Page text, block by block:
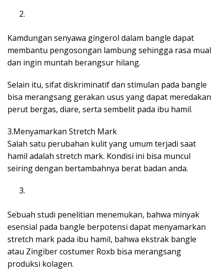
Kamdungan senyawa gingerol dalam bangle dapat
membantu pengosongan lambung sehingga rasa mual
dan ingin muntah berangsur hilang.
Selain itu, sifat diskriminatif dan stimulan pada bangle
bisa merangsang gerakan usus yang dapat meredakan
perut bergas, diare, serta sembelit pada ibu hamil.
3.Menyamarkan Stretch Mark
Salah satu perubahan kulit yang umum terjadi saat
hamil adalah stretch mark. Kondisi ini bisa muncul
seiring dengan bertambahnya berat badan anda.
Sebuah studi penelitian menemukan, bahwa minyak
esensial pada bangle berpotensi dapat menyamarkan
stretch mark pada ibu hamil, bahwa ekstrak bangle
atau Zingiber costumer Roxb bisa merangsang
produksi kolagen.